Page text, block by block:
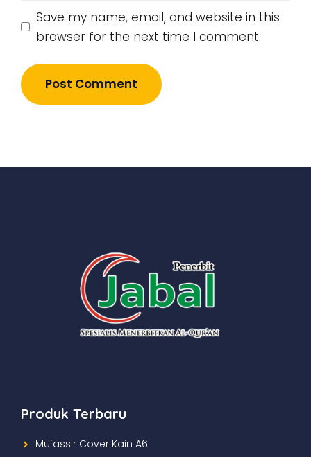
Save my name, email, and website in this
browser for the next time I comment.
Produk Terbaru
Mufassir Cover Kain A6